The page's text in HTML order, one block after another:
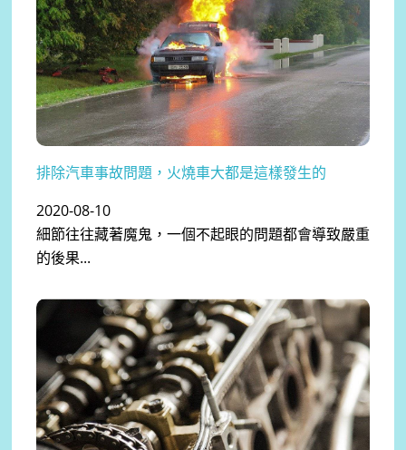
排除汽車事故問題，火燒車大都是這樣發生的
2020-08-10
細節往往藏著魔鬼，一個不起眼的問題都會導致嚴重
的後果...